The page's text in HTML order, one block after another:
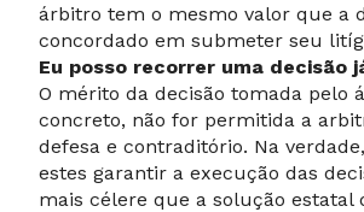
árbitro tem o mesmo valor que a
concordado em submeter seu
Eu posso recorrer uma decisão
O mérito da decisão tomada pelo
concreto, não for permitida a
defesa e contraditório. Na
estes garantir a execução das
mais célere que a solução